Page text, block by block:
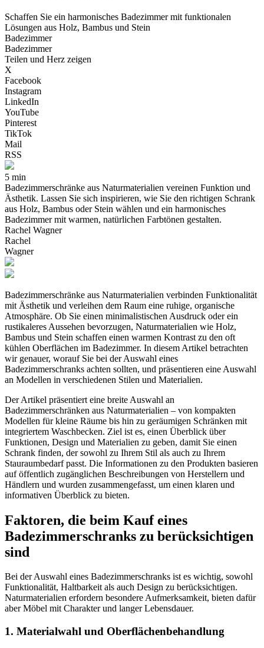
Schaffen Sie ein harmonisches Badezimmer mit funktionalen
Lösungen aus Holz, Bambus und Stein
Badezimmer
Badezimmer
Teilen und Herz zeigen
X
Facebook
Instagram
LinkedIn
YouTube
Pinterest
TikTok
Mail
RSS
5 min
Badezimmerschränke aus Naturmaterialien vereinen Funktion und
Ästhetik. Lassen Sie sich inspirieren, wie Sie den richtigen Schrank
aus Holz, Bambus oder Stein wählen und ein harmonisches
Badezimmer mit warmen, natürlichen Farbtönen gestalten.
Rachel Wagner
Rachel
Wagner
Badezimmerschränke aus Naturmaterialien verbinden Funktionalität
mit Ästhetik und verleihen dem Raum eine ruhige, organische
Atmosphäre. Ob Sie einen minimalistischen Ausdruck oder ein
rustikaleres Aussehen bevorzugen, Naturmaterialien wie Holz,
Bambus und Stein schaffen einen warmen Kontrast zu den oft
kühlen Oberflächen im Badezimmer. In diesem Artikel betrachten
wir genauer, worauf Sie bei der Auswahl eines
Badezimmerschranks achten sollten, und präsentieren eine Auswahl
an Modellen in verschiedenen Stilen und Materialien.
Der Artikel präsentiert eine breite Auswahl an
Badezimmerschränken aus Naturmaterialien – von kompakten
Modellen für kleine Räume bis hin zu geräumigen Schränken mit
integriertem Waschbecken. Ziel ist es, einen Überblick über
Funktionen, Design und Materialien zu geben, damit Sie einen
Schrank finden, der sowohl zu Ihrem Stil als auch zu Ihrem
Stauraumbedarf passt. Die Informationen zu den Produkten basieren
auf öffentlich zugänglichen Beschreibungen von Herstellern und
Händlern und wurden zusammengefasst, um einen klaren und
informativen Überblick zu bieten.
Faktoren, die beim Kauf eines
Badezimmerschranks zu berücksichtigen
sind
Bei der Auswahl eines Badezimmerschranks ist es wichtig, sowohl
Funktionalität, Haltbarkeit als auch Design zu berücksichtigen.
Naturmaterialien erfordern besondere Aufmerksamkeit, bieten dafür
aber Möbel mit Charakter und langer Lebensdauer.
1. Materialwahl und Oberflächenbehandlung